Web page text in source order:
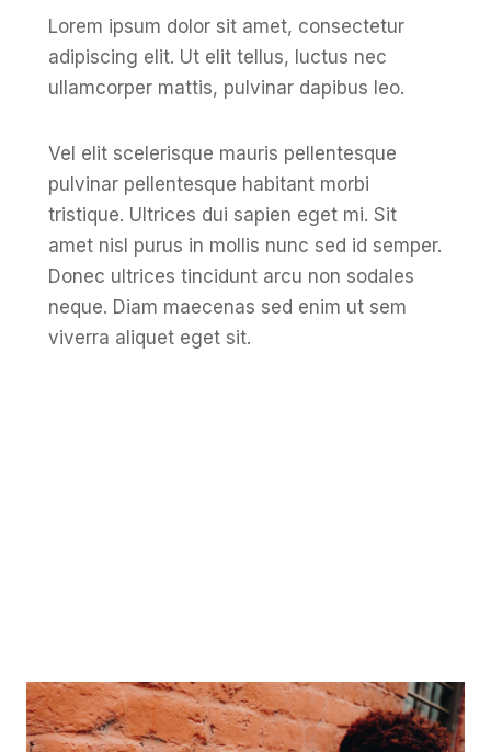
Lorem ipsum dolor sit amet, consectetur
adipiscing elit. Ut elit tellus, luctus nec
ullamcorper mattis, pulvinar dapibus leo.
Vel elit scelerisque mauris pellentesque
pulvinar pellentesque habitant morbi
tristique. Ultrices dui sapien eget mi. Sit
amet nisl purus in mollis nunc sed id semper.
Donec ultrices tincidunt arcu non sodales
neque. Diam maecenas sed enim ut sem
viverra aliquet eget sit.